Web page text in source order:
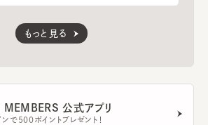
もっと見る
公式アプリ
で500ポイントプレゼント！